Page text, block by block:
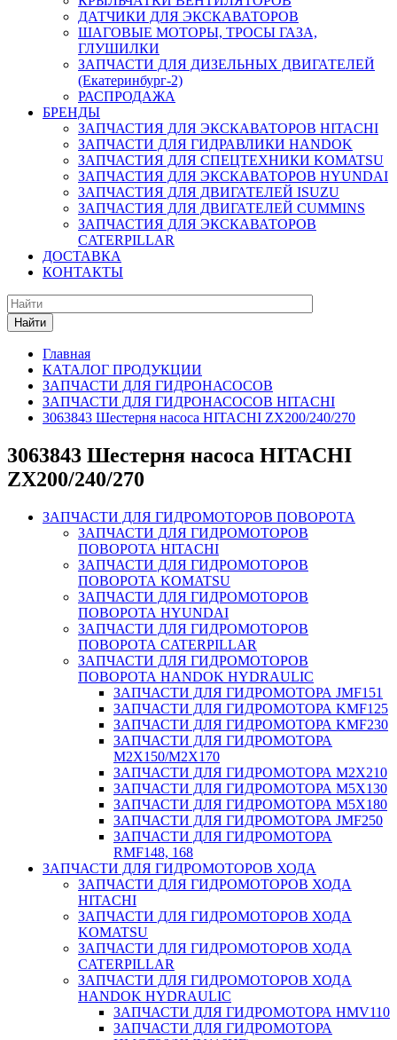
ДАТЧИКИ ДЛЯ ЭКСКАВАТОРОВ
ШАГОВЫЕ МОТОРЫ, ТРОСЫ ГАЗА,
ГЛУШИЛКИ
ЗАПЧАСТИ ДЛЯ ДИЗЕЛЬНЫХ ДВИГАТЕЛЕЙ
(Екатеринбург-2)
РАСПРОДАЖА
БРЕНДЫ
ЗАПЧАСТИЯ ДЛЯ ЭКСКАВАТОРОВ HITACHI
ЗАПЧАСТИ ДЛЯ ГИДРАВЛИКИ HANDOK
ЗАПЧАСТИЯ ДЛЯ СПЕЦТЕХНИКИ KOMATSU
ЗАПЧАСТИЯ ДЛЯ ЭКСКАВАТОРОВ HYUNDAI
ЗАПЧАСТИЯ ДЛЯ ДВИГАТЕЛЕЙ ISUZU
ЗАПЧАСТИЯ ДЛЯ ДВИГАТЕЛЕЙ CUMMINS
ЗАПЧАСТИЯ ДЛЯ ЭКСКАВАТОРОВ
CATERPILLAR
ДОСТАВКА
КОНТАКТЫ
Найти
Главная
КАТАЛОГ ПРОДУКЦИИ
ЗАПЧАСТИ ДЛЯ ГИДРОНАСОСОВ
ЗАПЧАСТИ ДЛЯ ГИДРОНАСОСОВ HITACHI
3063843 Шестерня насоса HITACHI ZX200/240/270
3063843 Шестерня насоса HITACHI
ZX200/240/270
ЗАПЧАСТИ ДЛЯ ГИДРОМОТОРОВ ПОВОРОТА
ЗАПЧАСТИ ДЛЯ ГИДРОМОТОРОВ
ПОВОРОТА HITACHI
ЗАПЧАСТИ ДЛЯ ГИДРОМОТОРОВ
ПОВОРОТА KOMATSU
ЗАПЧАСТИ ДЛЯ ГИДРОМОТОРОВ
ПОВОРОТА HYUNDAI
ЗАПЧАСТИ ДЛЯ ГИДРОМОТОРОВ
ПОВОРОТА CATERPILLAR
ЗАПЧАСТИ ДЛЯ ГИДРОМОТОРОВ
ПОВОРОТА HANDOK HYDRAULIC
ЗАПЧАСТИ ДЛЯ ГИДРОМОТОРА JMF151
ЗАПЧАСТИ ДЛЯ ГИДРОМОТОРА KMF125
ЗАПЧАСТИ ДЛЯ ГИДРОМОТОРА KMF230
ЗАПЧАСТИ ДЛЯ ГИДРОМОТОРА
M2X150/M2X170
ЗАПЧАСТИ ДЛЯ ГИДРОМОТОРА M2X210
ЗАПЧАСТИ ДЛЯ ГИДРОМОТОРА M5X130
ЗАПЧАСТИ ДЛЯ ГИДРОМОТОРА M5X180
ЗАПЧАСТИ ДЛЯ ГИДРОМОТОРА JMF250
ЗАПЧАСТИ ДЛЯ ГИДРОМОТОРА
RMF148, 168
ЗАПЧАСТИ ДЛЯ ГИДРОМОТОРОВ ХОДА
ЗАПЧАСТИ ДЛЯ ГИДРОМОТОРОВ ХОДА
HITACHI
ЗАПЧАСТИ ДЛЯ ГИДРОМОТОРОВ ХОДА
KOMATSU
ЗАПЧАСТИ ДЛЯ ГИДРОМОТОРОВ ХОДА
CATERPILLAR
ЗАПЧАСТИ ДЛЯ ГИДРОМОТОРОВ ХОДА
HANDOK HYDRAULIC
ЗАПЧАСТИ ДЛЯ ГИДРОМОТОРА HMV110
ЗАПЧАСТИ ДЛЯ ГИДРОМОТОРА